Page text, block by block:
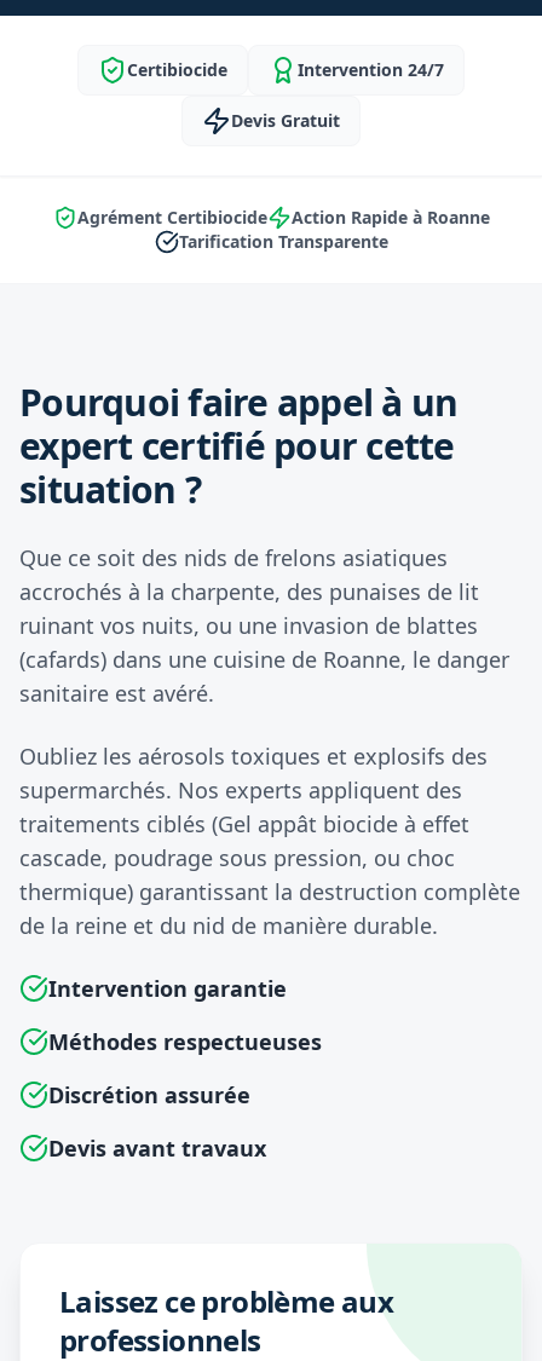
Certibiocide Intervention 24/7
Devis Gratuit
Agrément Certibiocide
Action Rapide à Roanne
Tarification Transparente
Pourquoi faire appel à un
expert certifié pour cette
situation ?
Que ce soit des nids de frelons asiatiques
accrochés à la charpente, des punaises de lit
ruinant vos nuits, ou une invasion de blattes
(cafards) dans une cuisine de Roanne, le danger
sanitaire est avéré.
Oubliez les aérosols toxiques et explosifs des
supermarchés. Nos experts appliquent des
traitements ciblés (Gel appât biocide à effet
cascade, poudrage sous pression, ou choc
thermique) garantissant la destruction complète
de la reine et du nid de manière durable.
Intervention garantie
Méthodes respectueuses
Discrétion assurée
Devis avant travaux
Laissez ce problème aux
professionnels